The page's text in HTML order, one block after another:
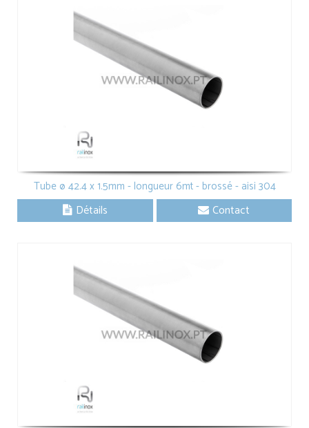
Tube ø 42.4 x 1.5mm - longueur 6mt - brossé - aisi 304
Détails Contact